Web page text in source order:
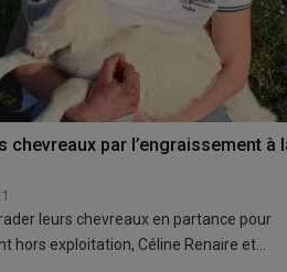
chevreaux par l’engraissement à
leurs chevreaux en partance pour
hors exploitation, Céline Renaire et…